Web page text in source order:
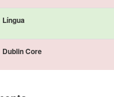
Língua
Dublin Core